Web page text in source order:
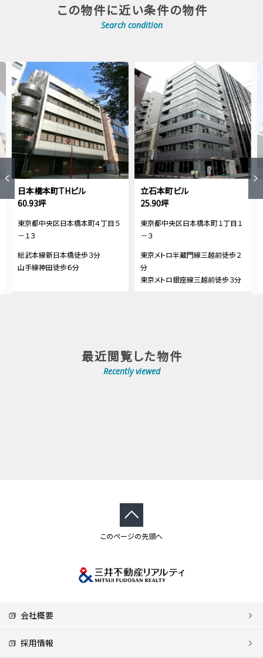
この物件に近い条件の物件
Search condition
日本橋本町THビル
60.93坪
東京都中央区日本橋本町４丁目５
－１３
総武本線新日本橋徒歩３分
山手線神田徒歩６分
立石本町ビル
25.90坪
東京都中央区日本橋本町１丁目１
－３
東京メトロ半蔵門線三越前徒歩２
分
東京メトロ銀座線三越前徒歩３分
最近閲覧した物件
Recently viewed
このページの先頭へ
会社概要
採用情報